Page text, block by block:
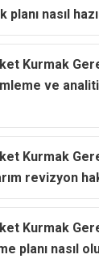
nasıl
Kurmak
ve
Kurmak
revizyon
Kurmak
planı nasıl